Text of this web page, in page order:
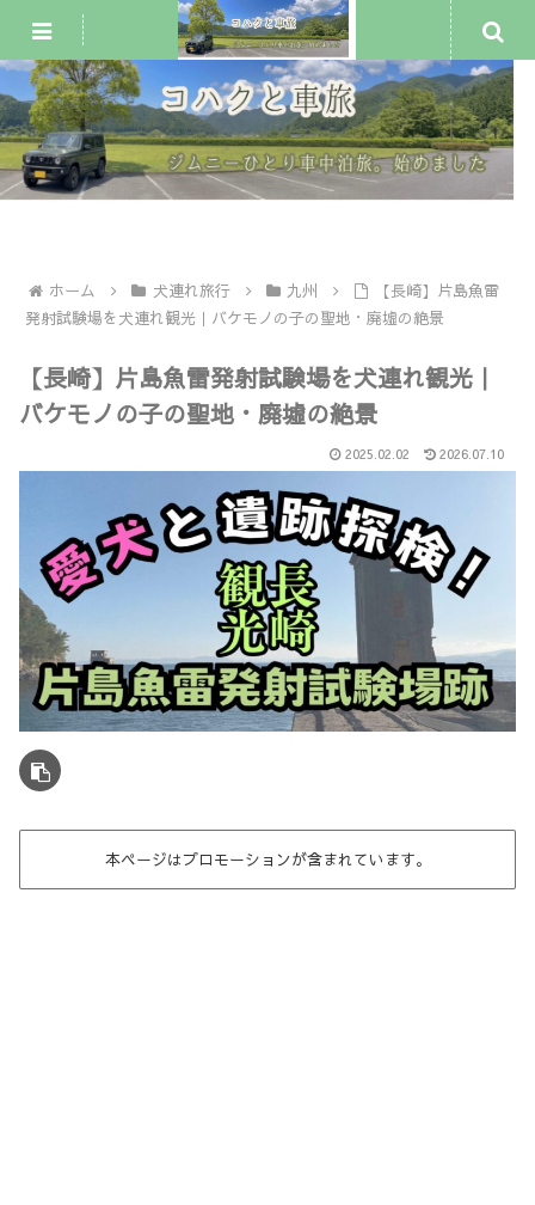
ジムニー車中泊・一人旅 犬連れ旅行 車中泊スポット
ホーム 犬連れ旅行 九州
【長崎】片島魚雷
発射試験場を犬連れ観光｜バケモノの子の聖地・廃墟の絶景
【長崎】片島魚雷発射試験場を犬連れ観光｜
バケモノの子の聖地・廃墟の絶景
2025.02.02 2026.07.10
本ページはプロモーションが含まれています。